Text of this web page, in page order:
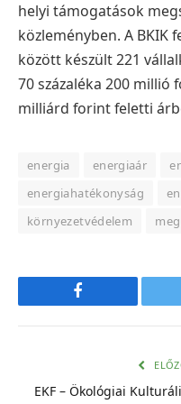
helyi támogatások
közleményben. A BKIK
között készült 221
70 százaléka 200 millió
milliárd forint feletti
energia energiaár
energiahatékonyság
környezetvédelem
Facebook
EKF – Ökológiai